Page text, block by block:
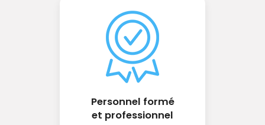
Personnel formé
et professionnel